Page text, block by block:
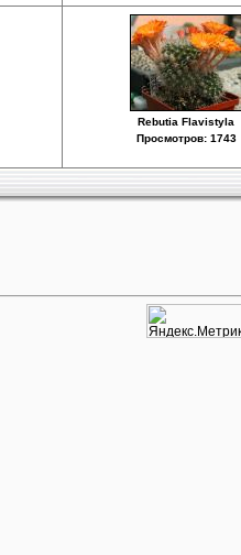
Rebutia Flavistyla
Просмотров: 1743